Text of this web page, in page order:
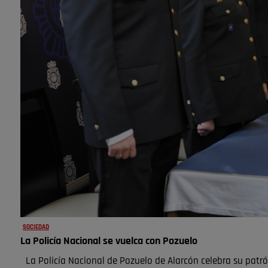
SOCIEDAD
La Policía Nacional se vuelca con Pozuelo
La Policía Nacional de Pozuelo de Alarcón celebra su